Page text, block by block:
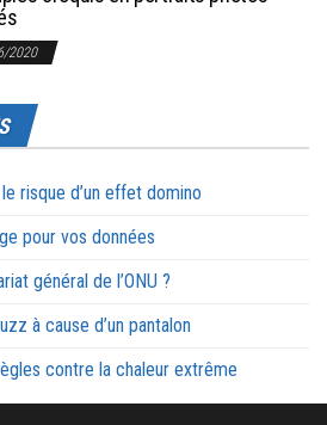
2020
risque d’un effet domino
pour vos données
général de l’ONU ?
à cause d’un pantalon
contre la chaleur extrême